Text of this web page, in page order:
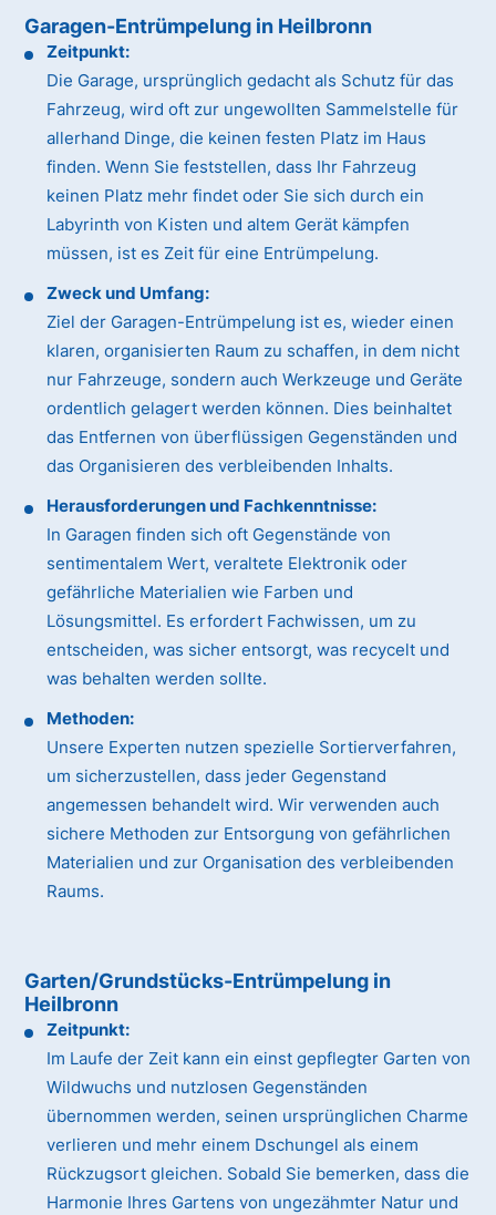
Garagen-Entrümpelung in Heilbronn
Zeitpunkt:
Die Garage, ursprünglich gedacht als Schutz für das
Fahrzeug, wird oft zur ungewollten Sammelstelle für
allerhand Dinge, die keinen festen Platz im Haus
finden. Wenn Sie feststellen, dass Ihr Fahrzeug
keinen Platz mehr findet oder Sie sich durch ein
Labyrinth von Kisten und altem Gerät kämpfen
müssen, ist es Zeit für eine Entrümpelung.
Zweck und Umfang:
Ziel der Garagen-Entrümpelung ist es, wieder einen
klaren, organisierten Raum zu schaffen, in dem nicht
nur Fahrzeuge, sondern auch Werkzeuge und Geräte
ordentlich gelagert werden können. Dies beinhaltet
das Entfernen von überflüssigen Gegenständen und
das Organisieren des verbleibenden Inhalts.
Herausforderungen und Fachkenntnisse:
In Garagen finden sich oft Gegenstände von
sentimentalem Wert, veraltete Elektronik oder
gefährliche Materialien wie Farben und
Lösungsmittel. Es erfordert Fachwissen, um zu
entscheiden, was sicher entsorgt, was recycelt und
was behalten werden sollte.
Methoden:
Unsere Experten nutzen spezielle Sortierverfahren,
um sicherzustellen, dass jeder Gegenstand
angemessen behandelt wird. Wir verwenden auch
sichere Methoden zur Entsorgung von gefährlichen
Materialien und zur Organisation des verbleibenden
Raums.
Garten/Grundstücks-Entrümpelung in
Heilbronn
Zeitpunkt:
Im Laufe der Zeit kann ein einst gepflegter Garten von
Wildwuchs und nutzlosen Gegenständen
übernommen werden, seinen ursprünglichen Charme
verlieren und mehr einem Dschungel als einem
Rückzugsort gleichen. Sobald Sie bemerken, dass die
Harmonie Ihres Gartens von ungezähmter Natur und